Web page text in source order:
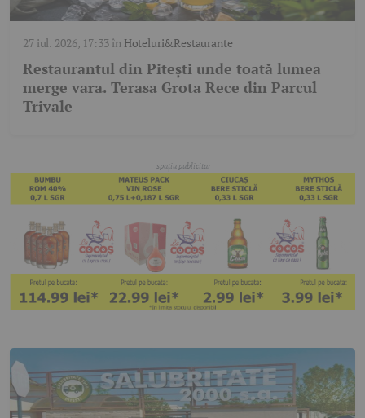
27 iul. 2026, 17:33în Hoteluri&Restaurante
Restaurantul din Pitești unde toată lumea
merge vara. Terasa Grota Rece din Parcul
Trivale